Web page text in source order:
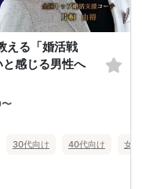
える「婚活戦
感じる男性へ
30代向け 40代向け 女